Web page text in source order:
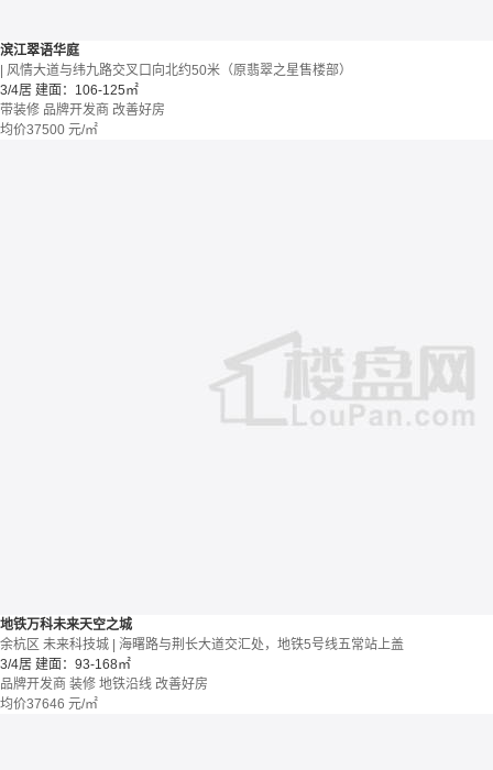
滨江翠语华庭
| 风情大道与纬九路交叉口向北约50米（原翡翠之星售楼部）
3/4居 建面：106-125㎡
带装修 品牌开发商 改善好房
均价37500 元/㎡
地铁万科未来天空之城
余杭区 未来科技城 | 海曙路与荆长大道交汇处，地铁5号线五常站上盖
3/4居 建面：93-168㎡
品牌开发商 装修 地铁沿线 改善好房
均价37646 元/㎡